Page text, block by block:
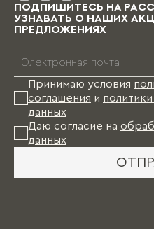
ПОДПИШИТЕСЬ НА
УЗНАВАТЬ О НАШИХ
ПРЕДЛОЖЕНИЯХ
Принимаю условия
соглашения и
данных
Даю согласие на
данных